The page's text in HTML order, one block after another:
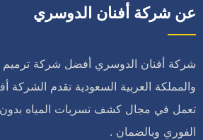
عن شركة أفنان الدوسري
شركة أفنان الدوسري أفضل شركة ترميم
والمملكة العربية السعودية تقدم
تعمل في مجال كشف تسربات المياه بدون
الفوري وبالضمان .